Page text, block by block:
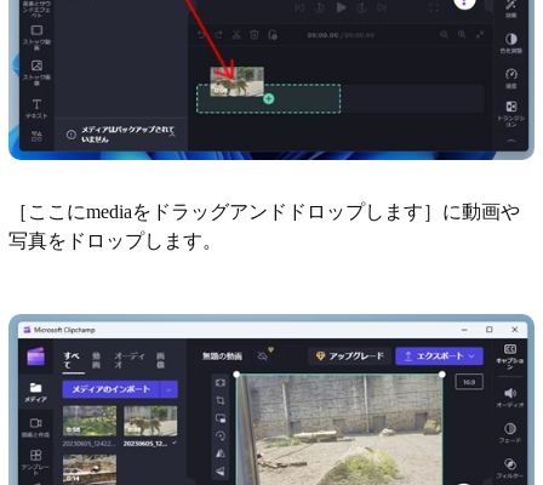
［ここにmediaをドラッグアンドドロップします］に動画や
写真をドロップします。